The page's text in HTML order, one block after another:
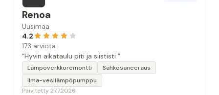
Renoa
Uusimaa
4.2
173 arviota
“Hyvin aikataulu piti ja siististi ”
Lämpöverkkoremontti
Sähkösaneeraus
Ilma-vesilämpöpumppu
Päivitetty 27.7.2026